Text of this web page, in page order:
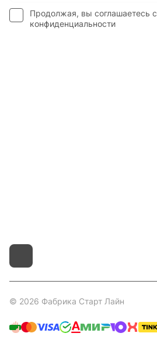
Продолжая, вы соглашаетесь с
конфиденциальности
© 2026 Фабрика Старт Лайн